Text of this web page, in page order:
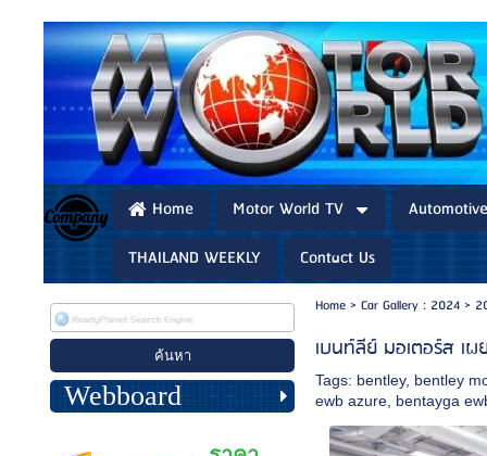
Home Motor World TV
THAILAND WEEKLY
Contact Us
Webboard
Home> Car Gallery : 2024>
เบนท์ลีย์ มอเตอร์ส เผ
Tags: bentley, bentley
ewb azure bentayga